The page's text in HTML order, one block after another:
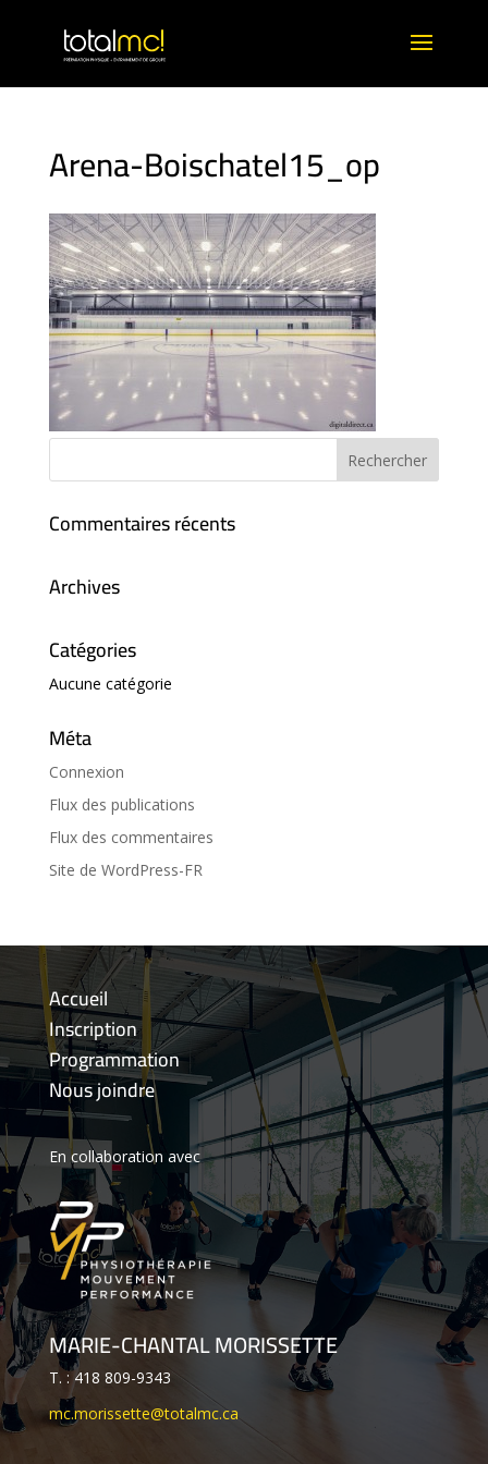
Arena-Boischatel15_op
Commentaires récents
Archives
Catégories
Aucune catégorie
Méta
Connexion
Flux des publications
Flux des commentaires
Site de WordPress-FR
Accueil
Inscription
Programmation
Nous joindre
En collaboration avec
MARIE-CHANTAL MORISSETTE
T. : 418 809-9343
mc.morissette@totalmc.ca